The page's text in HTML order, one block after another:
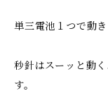
単三電池１つで動き
秒針はスーッと動
す。